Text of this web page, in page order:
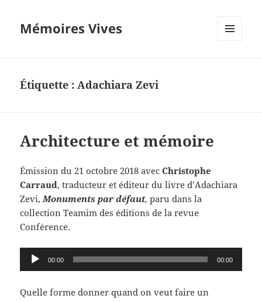
Mémoires Vives
Étiquette :Adachiara Zevi
Architecture et mémoire
Émission du 21 octobre 2018 avecChristophe
Carraud, traducteur et éditeur du livre d’Adachiara
Zevi,Monuments par défaut, paru dans la
collection Teamim des éditions de la revue
Conférence.
Lecteur
audio
00:00 00:00
Quelle forme donner quand on veut faire un